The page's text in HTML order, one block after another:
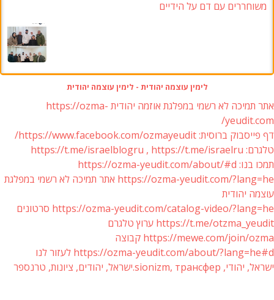
משוחררים עם דם על הידיים
לימין עוצמה יהודית - לימין עוצמה יהודית
אתר תמיכה לא רשמי במפלגת אוזמה יהודית https://ozma-
yeudit.com/
דף פייסבוק ברוסית: https://www.facebook.com/ozmayeudit/
טלגרם: https://t.me/israelblogru , https://t.me/israelru
תמכו בנו: https://ozma-yeudit.com/about/#d
https://ozma-yeudit.com/?lang=he אתר תמיכה לא רשמי במפלגת
עוצמה יהודית
https://ozma-yeudit.com/catalog-video/?lang=he סרטונים
https://t.me/otzma_yeudit ערוץ טלגרם
https://mewe.com/join/ozma קבוצה
https://ozma-yeudit.com/about/?lang=he#d לעזור לנו
ישראל, יהודי, sionizm, трансфер.ישראל, יהודים, ציונות, טרנספר